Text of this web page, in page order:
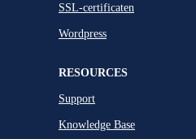
SSL-certificaten
Wordpress
RESOURCES
Support
Knowledge Base